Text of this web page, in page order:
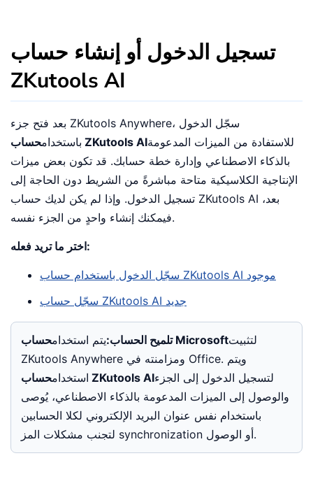
تسجيل الدخول أو إنشاء حساب
ZKutools AI
بعد فتح جزء ZKutools Anywhere، سجّل الدخول
باستخدام حساب ZKutools AIللاستفادة من الميزات المدعومة
بالذكاء الاصطناعي وإدارة خطة حسابك. قد تكون بعض ميزات
الإنتاجية الكلاسيكية متاحة مباشرةً من الشريط دون الحاجة إلى
تسجيل الدخول. وإذا لم يكن لديك حساب ZKutools AI بعد،
فيمكنك إنشاء واحدٍ من الجزء نفسه.
اختر ما تريد فعله:
سجّل الدخول باستخدام حساب ZKutools AI موجود
سجّل حساب ZKutools AI جديد
تلميح الحساب:يتم استخدام حساب Microsoftلتثبيت
ZKutools Anywhere ومزامنته في Office. ويتم
استخدام حساب ZKutools AIلتسجيل الدخول إلى الجزء
والوصول إلى الميزات المدعومة بالذكاء الاصطناعي، يُوصى
باستخدام نفس عنوان البريد الإلكتروني لكلا الحسابين
لتجنب مشكلات المز synchronization أو الوصول.